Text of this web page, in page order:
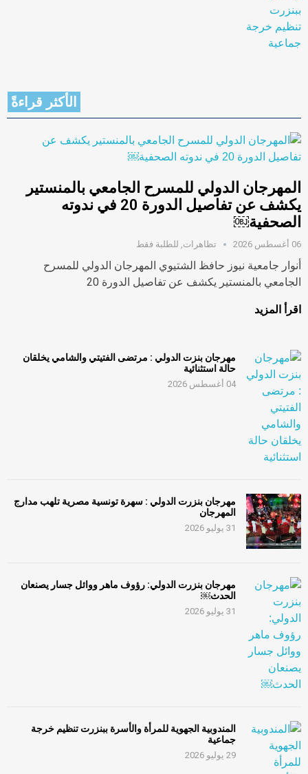
الأكثر قراءةً
المهرجان الدولي للمسرح الجامعي بالمنستير
يكشف عن تفاصيل الدورة 20 في ندوته
الصحفية￼
06 أغسطس 2026 تظاهرات للطلبة فقط
أنوار جامعية نيوز حافظ الشتيوي المهرجان الدولي للمسرح
الجامعي بالمنستير يكشف عن تفاصيل الدورة 20
اقرأ المزيد
مهرجان بنزت الدولي : مرتضى الفتيتي والشامي يخلقان
حالة استثنائية
04 أغسطس 2026
مهرجان بنزرت الدولي : سهرة تونسية مصرية تلهب مدارج
المهرجان
31 يوليو 2026
مهرجان بنزرت الدولي: رؤوف ماهر ووائل جسار يصنعان
الحدث￼
31 يوليو 2026
المندوبية الجهوية للمرأة والأسرة ببنزرت تنظيم خرجة
جماعية
29 يوليو 2026